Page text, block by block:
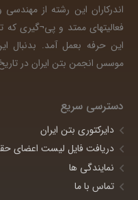
اندرکاران این رشته از
فعالیتهای ممتد و پی¬گیری
این حرفه بعمل آمد. بدنبال
موسس انجمن بتن ایران در تاریخ 78/11/27 با
دسترسی سریع
دایرکتوری بتن ایران
دریافت فایل لیست اعضای
نمایندگی ها
تماس با ما